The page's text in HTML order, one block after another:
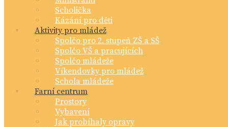
Scholička
Kázání pro děti
Aktivity pro mládež
Spolčo pro 2. stupeň ZŠ a SŠ
Spolčo VŠ a pracujících
Spolčo mládeže
Víkendovky pro mládež
Schola mládeže
Farní centrum
Prostory
Vybavení
Jak probíhaly opravy